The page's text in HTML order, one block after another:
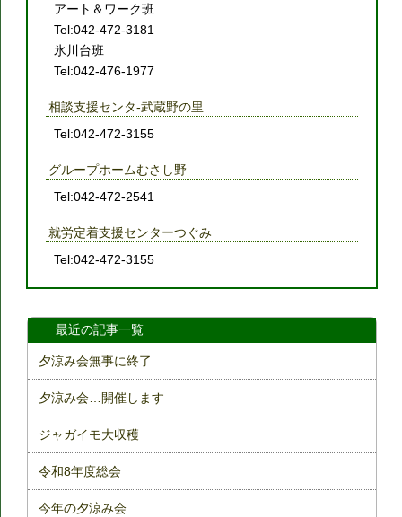
アート＆ワーク班
Tel:042-472-3181
氷川台班
Tel:042-476-1977
相談支援センタ-武蔵野の里
Tel:042-472-3155
グループホームむさし野
Tel:042-472-2541
就労定着支援センターつぐみ
Tel:042-472-3155
最近の記事一覧
夕涼み会無事に終了
夕涼み会…開催します
ジャガイモ大収穫
令和8年度総会
今年の夕涼み会